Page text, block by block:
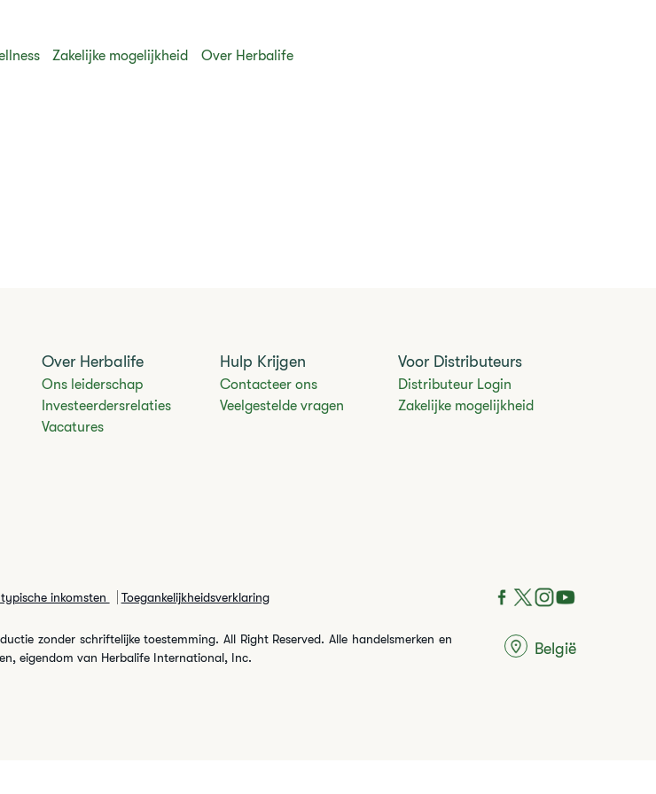
Zakelijke mogelijkheid Over Herbalife
Over Herbalife
Ons leiderschap
Investeerdersrelaties
Vacatures
Hulp Krijgen
Contacteer ons
Veelgestelde vragen
Voor Distributeurs
Distributeur Login
Zakelijke mogelijkheid
inkomsten Toegankelijkheidsverklaring
zonder schriftelijke toestemming. All Right Reserved. Alle handelsmerken en
eigendom van Herbalife International, Inc.
België